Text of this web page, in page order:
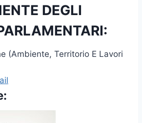
DEGLI
(Ambiente, Territorio E Lavori